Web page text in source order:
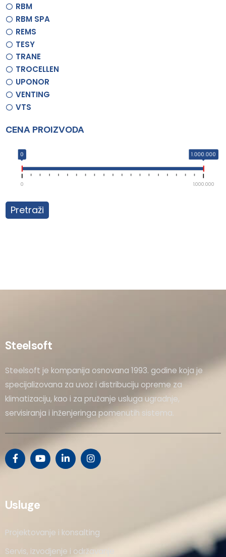
RBM
RBM SPA
REMS
TESY
TRANE
TROCELLEN
UPONOR
VENTING
VTS
CENA PROIZVODA
0 1.000.000
0 1.000.000
Pretraži
Steelsoft
Steelsoft je kompanija osnovana 1993. godine koja je
specijalizovana za uvoz i distribuciju opreme za
klimatizaciju, kao i za pružanje usluga ugradnje,
servisiranja i inženjeringa pomenutih sistema.
Usluge
Projektovanje i konsalting
Servis, izvodjenje i održavanje